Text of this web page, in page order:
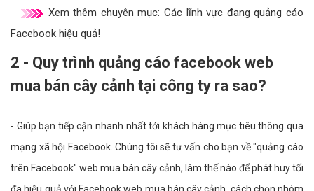
Xem thêm chuyên mục: Các lĩnh vực đang quảng cáo
Facebook hiệu quả!
2 - Quy trình quảng cáo facebook web
mua bán cây cảnh tại công ty ra sao?
- Giúp bạn tiếp cận nhanh nhất tới khách hàng mục tiêu thông qua
mạng xã hội Facebook. Chúng tôi sẽ tư vấn cho bạn về "quảng cáo
trên Facebook" web mua bán cây cảnh, làm thế nào để phát huy tối